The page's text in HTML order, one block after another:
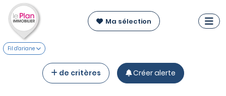
Ma sélection
Fil d'ariane
de critères Créer alerte